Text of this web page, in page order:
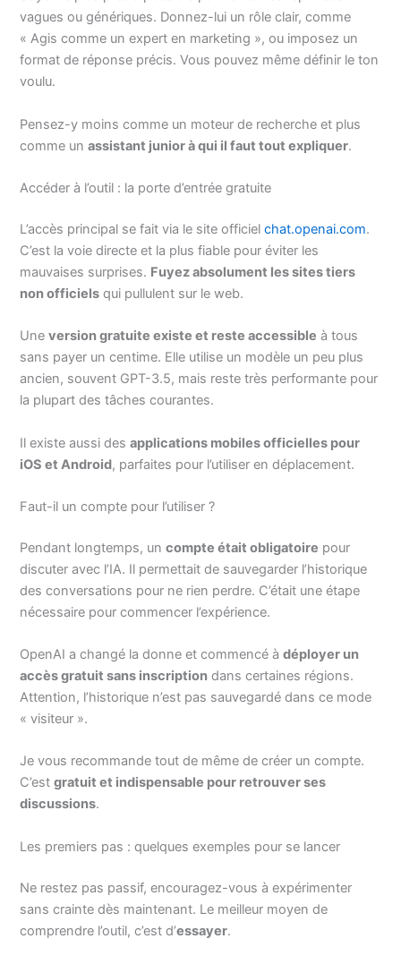
vagues ou génériques. Donnez-lui un rôle clair, comme
« Agis comme un expert en marketing », ou imposez un
format de réponse précis. Vous pouvez même définir le ton
voulu.
Pensez-y moins comme un moteur de recherche et plus
comme unassistant junior à qui il faut tout expliquer.
Accéder à l’outil : la porte d’entrée gratuite
L’accès principal se fait via le site officielchat.openai.com.
C’est la voie directe et la plus fiable pour éviter les
mauvaises surprises. Fuyez absolument les sites tiers
non officiels qui pullulent sur le web.
Uneversion gratuite existe et reste accessible à tous
sans payer un centime. Elle utilise un modèle un peu plus
ancien, souvent GPT-3.5, mais reste très performante pour
la plupart des tâches courantes.
Il existe aussi desapplications mobiles officielles pour
iOS et Android, parfaites pour l’utiliser en déplacement.
Faut-il un compte pour l’utiliser ?
Pendant longtemps, uncompte était obligatoire pour
discuter avec l’IA. Il permettait de sauvegarder l’historique
des conversations pour ne rien perdre. C’était une étape
nécessaire pour commencer l’expérience.
OpenAI a changé la donne et commencé àdéployer un
accès gratuit sans inscription dans certaines régions.
Attention, l’historique n’est pas sauvegardé dans ce mode
« visiteur ».
Je vous recommande tout de même de créer un compte.
C’estgratuit et indispensable pour retrouver ses
discussions.
Les premiers pas : quelques exemples pour se lancer
Ne restez pas passif, encouragez-vous à expérimenter
sans crainte dès maintenant. Le meilleur moyen de
comprendre l’outil, c’est d’essayer.